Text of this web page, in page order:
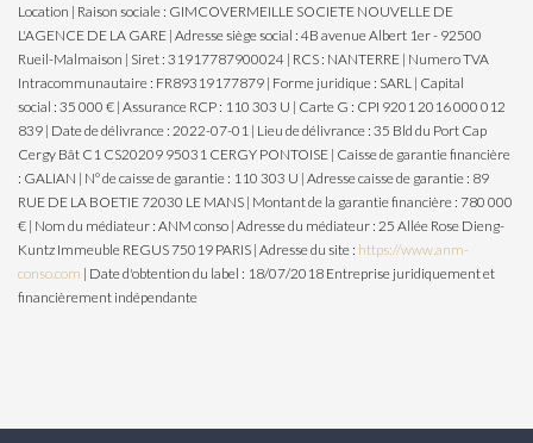
Location | Raison sociale : GIMCOVERMEILLE SOCIETE NOUVELLE DE
L'AGENCE DE LA GARE | Adresse siège social : 4B avenue Albert 1er - 92500
Rueil-Malmaison | Siret : 31917787900024 | RCS : NANTERRE | Numero TVA
Intracommunautaire : FR89319177879 | Forme juridique : SARL | Capital
social : 35 000 € | Assurance RCP : 110 303 U | Carte G : CPI 9201 2016 000 012
839 | Date de délivrance : 2022-07-01 | Lieu de délivrance : 35 Bld du Port Cap
Cergy Bât C1 CS20209 95031 CERGY PONTOISE | Caisse de garantie financière
: GALIAN | N° de caisse de garantie : 110 303 U | Adresse caisse de garantie : 89
RUE DE LA BOETIE 72030 LE MANS | Montant de la garantie financière : 780 000
€ | Nom du médiateur : ANM conso | Adresse du médiateur : 25 Allée Rose Dieng-
Kuntz Immeuble REGUS 75019 PARIS | Adresse du site : https://www.anm-
conso.com | Date d'obtention du label : 18/07/2018 Entreprise juridiquement et
financièrement indépendante